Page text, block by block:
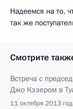
Надеемся на то,
так же
Смотрите
Встреча с
Джо Кэзером в
11 октября 2013